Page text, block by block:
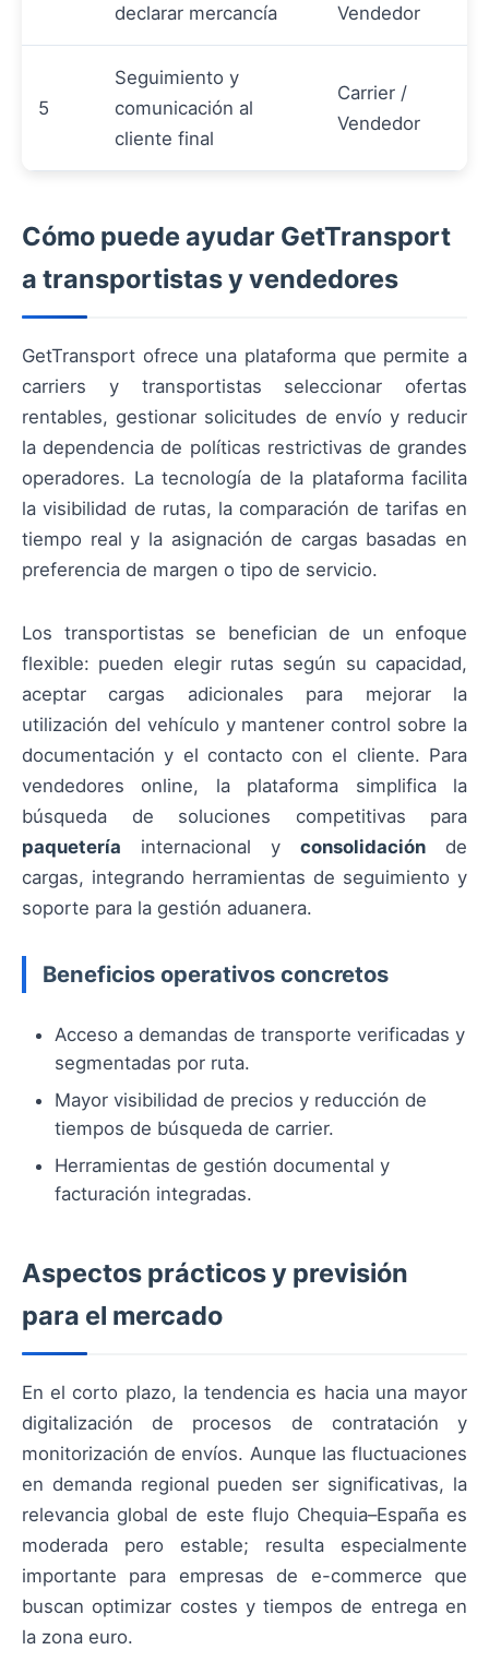
declarar mercancía
Vendedor
5
Seguimiento y
comunicación al
cliente final
Carrier /
Vendedor
Cómo puede ayudar GetTransport
a transportistas y vendedores
GetTransport ofrece una plataforma que permite a
carriers y transportistas seleccionar ofertas
rentables, gestionar solicitudes de envío y reducir
la dependencia de políticas restrictivas de grandes
operadores. La tecnología de la plataforma facilita
la visibilidad de rutas, la comparación de tarifas en
tiempo real y la asignación de cargas basadas en
preferencia de margen o tipo de servicio.
Los transportistas se benefician de un enfoque
flexible: pueden elegir rutas según su capacidad,
aceptar cargas adicionales para mejorar la
utilización del vehículo y mantener control sobre la
documentación y el contacto con el cliente. Para
vendedores online, la plataforma simplifica la
búsqueda de soluciones competitivas para
paquetería internacional y consolidación de
cargas, integrando herramientas de seguimiento y
soporte para la gestión aduanera.
Beneficios operativos concretos
Acceso a demandas de transporte verificadas y
segmentadas por ruta.
Mayor visibilidad de precios y reducción de
tiempos de búsqueda de carrier.
Herramientas de gestión documental y
facturación integradas.
Aspectos prácticos y previsión
para el mercado
En el corto plazo, la tendencia es hacia una mayor
digitalización de procesos de contratación y
monitorización de envíos. Aunque las fluctuaciones
en demanda regional pueden ser significativas, la
relevancia global de este flujo Chequia–España es
moderada pero estable; resulta especialmente
importante para empresas de e-commerce que
buscan optimizar costes y tiempos de entrega en
la zona euro.